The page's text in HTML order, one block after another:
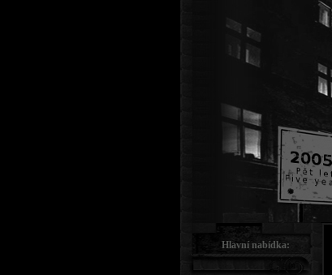
Hlavní nabídka: